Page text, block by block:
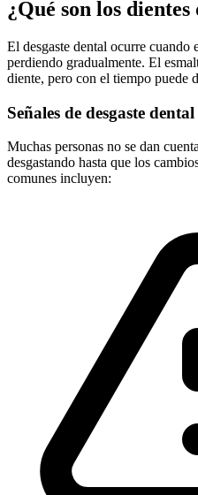
¿Qué son los dientes
El desgaste dental ocurre cuando
perdiendo gradualmente. El
diente, pero con el tiempo puede
Señales de desgaste dental
Muchas personas no se dan
desgastando hasta que los
comunes incluyen: